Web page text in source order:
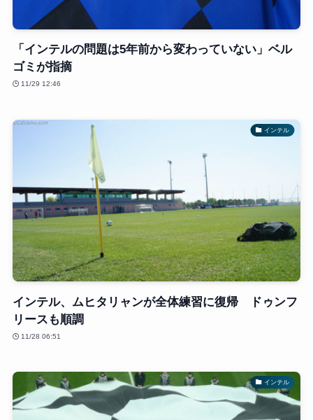
「インテルの問題は5年前から変わっていない」ベル
ゴミが指摘
11/29 12:46
インテル
インテル、ムヒタリャンが全体練習に復帰 ドゥンフ
リースも順調
11/28 06:51
インテル